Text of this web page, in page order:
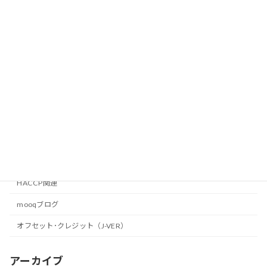
HACCP関連
mooqブログ
オフセット･クレジット（J-VER）
アーカイブ